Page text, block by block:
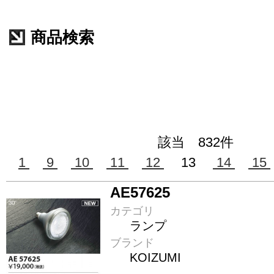
商品検索
該当 832件
1
9 10 11 12 13 14 15
AE57625
カテゴリ
ランプ
ブランド
KOIZUMI